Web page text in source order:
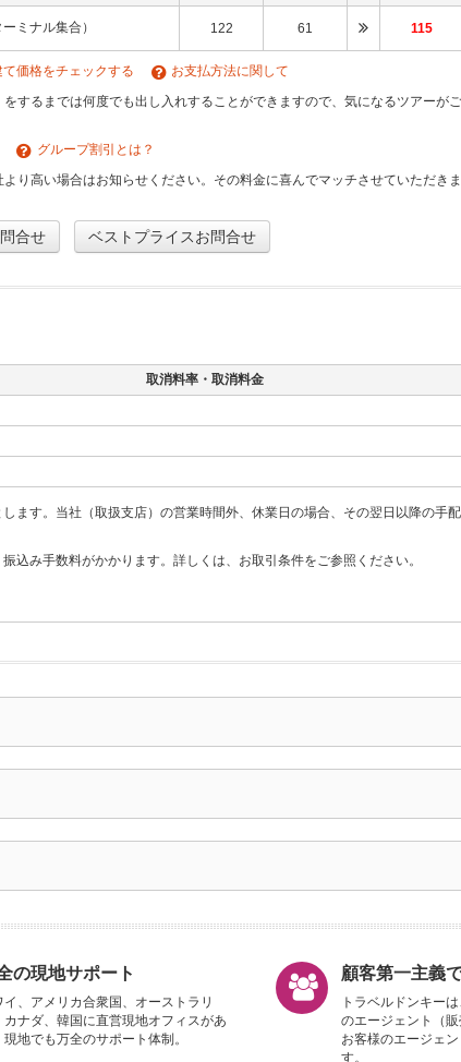
ミナル集合） 122 61 115
て価格をチェックする
お支払方法に関して
するまでは何度でも出し入れすることができますので、気になるツアーが
グループ割引とは？
り高い場合はお知らせください。その料金に喜んでマッチさせていただき
合せ ベストプライスお問合せ
取消料率・取消料金
ます。当社（取扱支店）の営業時間外、休業日の場合、その翌日以降の手
込み手数料がかかります。詳しくは、お取引条件をご参照ください。
の現地サポート
イ、アメリカ合衆国、オーストラリ
カナダ、韓国に直営現地オフィスがあ
現地でも万全のサポート体制。
顧客第一主義
トラベルドンキー
のエージェント（販
お客様のエージェ
す。